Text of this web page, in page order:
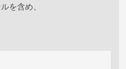
を含め、